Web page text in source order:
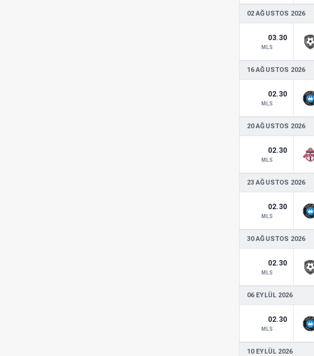
02 AĞUSTOS 2026
03.30
MLS
16 AĞUSTOS 2026
02.30
MLS
20 AĞUSTOS 2026
02.30
MLS
23 AĞUSTOS 2026
02.30
MLS
30 AĞUSTOS 2026
02.30
MLS
06 EYLÜL 2026
02.30
MLS
10 EYLÜL 2026